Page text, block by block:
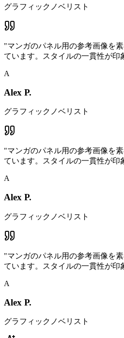
グラフィックノベリスト
"マンガのパネル用の参考画像を
ています。スタイルの一貫性が印
A
Alex P.
グラフィックノベリスト
"マンガのパネル用の参考画像を
ています。スタイルの一貫性が印
A
Alex P.
グラフィックノベリスト
"マンガのパネル用の参考画像を
ています。スタイルの一貫性が印
A
Alex P.
グラフィックノベリスト